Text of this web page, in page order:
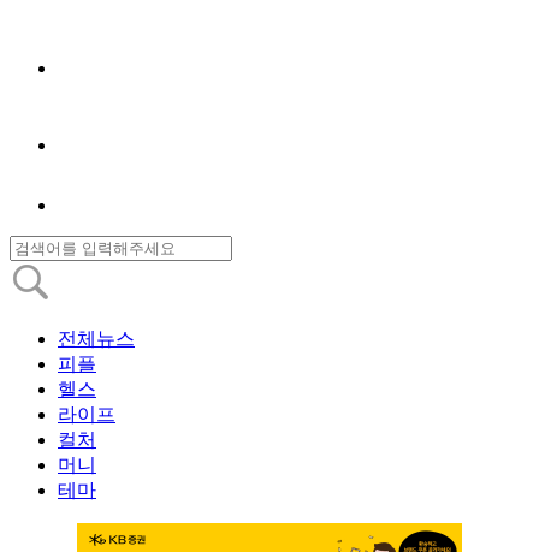
전체뉴스
피플
헬스
라이프
컬처
머니
테마